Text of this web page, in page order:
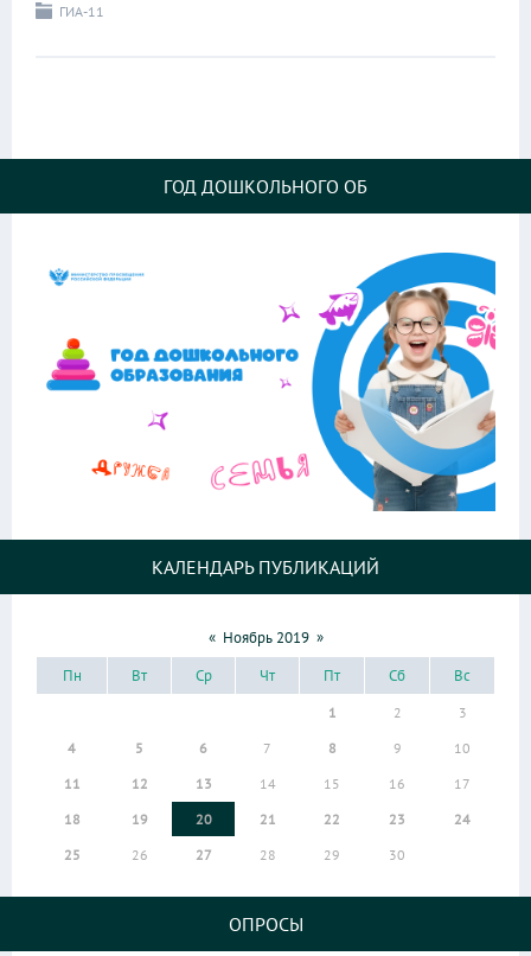
ГИА-11
ГОД ДОШКОЛЬНОГО ОБ
КАЛЕНДАРЬ ПУБЛИКАЦИЙ
« Ноябрь 2019 »
Пн
Вт Ср Чт Пт Сб Вс
1 2
3
4
5 6 7 8 9
10
11
12 13 14 15 16
17
18
19 20 21 22 23
24
25
26 27 28 29 30
ОПРОСЫ